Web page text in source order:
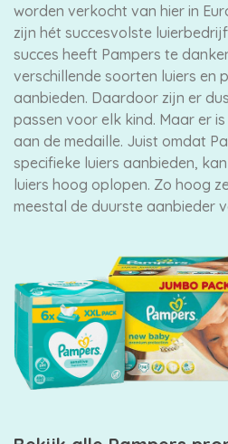
worden verkocht van hier in
zijn hét succesvolste
succes heeft Pampers te
verschillende soorten luiers en
aanbieden. Daardoor zijn er
passen voor elk kind. Maar er
aan de medaille. Juist omdat
specifieke luiers aanbieden,
luiers hoog oplopen. Zo hoog
meestal de duurste aanbieder